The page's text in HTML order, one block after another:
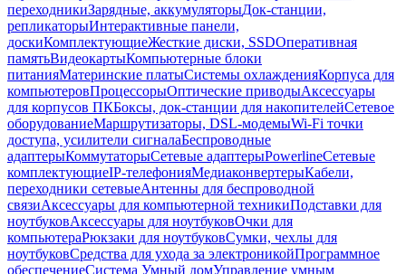
переходникиЗарядные, аккумуляторыДок-станции,
репликаторыИнтерактивные панели,
доскиКомплектующиеЖесткие диски, SSDОперативная
памятьВидеокартыКомпьютерные блоки
питанияМатеринские платыСистемы охлажденияКорпуса для
компьютеровПроцессорыОптические приводыАксессуары
для корпусов ПКБоксы, док-станции для накопителейСетевое
оборудованиеМаршрутизаторы, DSL-модемыWi-Fi точки
доступа, усилители сигналаБеспроводные
адаптерыКоммутаторыСетевые адаптерыPowerlineСетевые
комплектующиеIP-телефонияМедиаконвертерыКабели,
переходники сетевыеАнтенны для беспроводной
связиАксессуары для компьютерной техникиПодставки для
ноутбуковАксессуары для ноутбуковОчки для
компьютераРюкзаки для ноутбуковСумки, чехлы для
ноутбуковСредства для ухода за электроникойПрограммное
обеспечениеСистема Умный домУправление умным